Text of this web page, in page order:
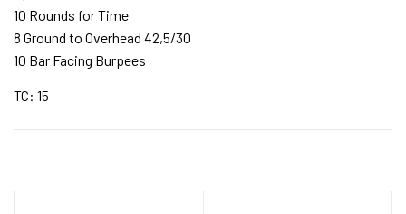
10 Rounds for Time
8 Ground to Overhead 42,5/30
10 Bar Facing Burpees
TC: 15